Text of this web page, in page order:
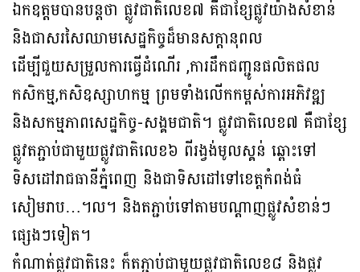
ឯកឧត្ដមបានបន្តថា ផ្លូវជាតិលេខ៧ គឺជាខ្សែផ្លូវយ៉ាងសំខាន់
និងជាសរសៃឈាមសេដ្ឋកិច្ចដ៏មានសក្ដានុពល
ដើម្បីជួយសម្រួលការធ្វើដំណើរ ,ការដឹកជញ្ជូនផលិតផល
កសិកម្ម,កសិឧស្សាហកម្ម ព្រមទាំងលើកកម្ពស់ការអភិវឌ្ឍ
និងសកម្មភាពសេដ្ឋកិច្ច-សង្គមជាតិ។ ផ្លូវជាតិលេខ៧ គឺជាខ្សែ
ផ្លូវតភ្ជាប់ជាមួយផ្លូវជាតិលេខ៦ ពីរង្វង់មូលស្គន់ ឆ្ពោះទៅ
ទិសដៅរាជធានីភ្នំពេញ និងជាទិសដៅទៅខេត្តកំពង់ធំ
សៀមរាប…។ល។ និងតភ្ជាប់ទៅតាមបណ្ដាញផ្លូវសំខាន់ៗ
ផ្សេងៗទៀត។
កំណាត់ផ្លូវជាតិនេះ ក៏តភ្ជាប់ជាមួយផ្លូវជាតិលេខ៨ និងផ្លូវ